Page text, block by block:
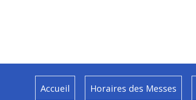
Accueil Horaires des Messes